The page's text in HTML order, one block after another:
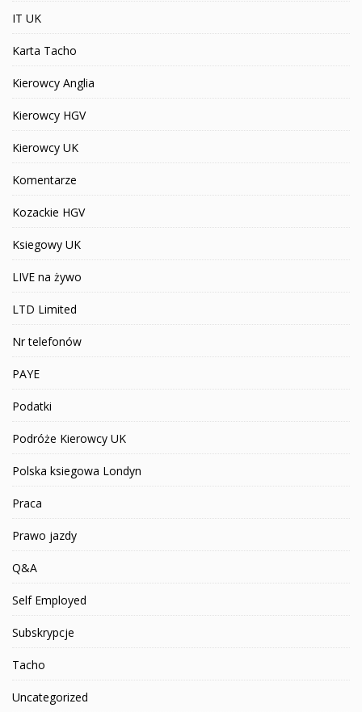
IT UK
Karta Tacho
Kierowcy Anglia
Kierowcy HGV
Kierowcy UK
Komentarze
Kozackie HGV
Ksiegowy UK
LIVE na żywo
LTD Limited
Nr telefonów
PAYE
Podatki
Podróże Kierowcy UK
Polska ksiegowa Londyn
Praca
Prawo jazdy
Q&A
Self Employed
Subskrypcje
Tacho
Uncategorized